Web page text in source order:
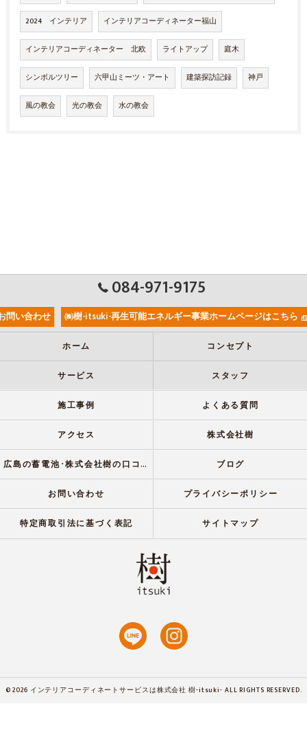
2024 インテリア インテリアコーディネーター福山
インテリアコーディネーター 北欧 ライトアップ 庭木
シンボルツリー 六甲山ミーツ・アート 建築探訪記録 神戸
風の教会 光の教会 水の教会
084-971-9175
問い合わせ ㈱樹-itsuki-再生可能エネルギー事業ホームページはこちら
ホーム コンセプト
サービス スタッフ
施工事例 よくある質問
アクセス 株式会社樹
広島の蓄電池･株式会社樹の口コミ情報 ブログ
お問い合わせ プライバシーポリシー
特定商取引法に基づく表記 サイトマップ
© 2026 インテリアコーディネートサービスは株式会社 樹-itsuki- ALL RIGHTS RESERVED.